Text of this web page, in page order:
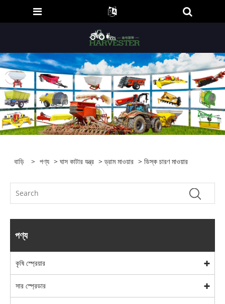
বাড়ি > পণ্য >ঘাস কাটার যন্ত্র >ড্রাম মাওয়ার > ডিস্ক চারণ মাওয়ার
পণ্য
কৃষি স্প্রেয়ার
সার স্প্রেডার